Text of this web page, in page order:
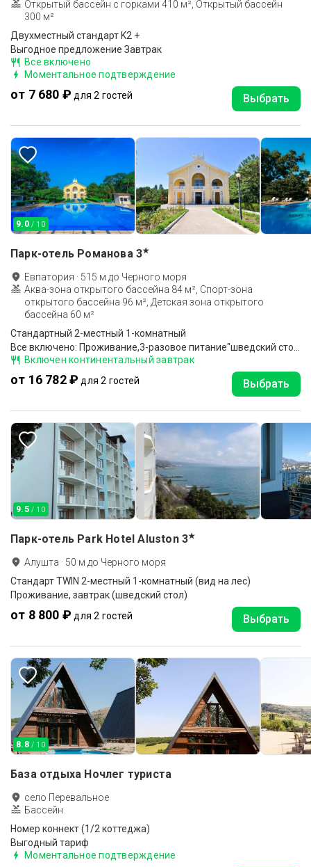
Открытый бассейн с горками 410 м², Открытый бассейн
300 м²
Двухместный стандарт K2 +
Выгодное предложение Завтрак
Все включено
Моментальное подтверждение
от 7 680 ₽ для 2 гостей Выбрать
9.0 / 10
Парк-отель Романова 3★
Евпатория · 515 м до Черного моря
Аква-зона открытого бассейна 84 м², Спорт-зона
открытого бассейна 96 м², Детская зона открытого
бассейна 60 м²
Стандартный 2-местный 1-комнатный
Включен континентальный завтрак
от 16 782 ₽ для 2 гостей Выбрать
9.5 / 10
Парк-отель Park Hotel Aluston 3★
Алушта · 50 м до Черного моря
Стандарт TWIN 2-местный 1-комнатный (вид на лес)
Проживание, завтрак (шведский стол)
от 8 800 ₽ для 2 гостей Выбрать
8.8 / 10
База отдыха Ночлег туриста
село Перевальное
Бассейн
Номер коннект (1/2 коттеджа)
Выгодный тариф
Моментальное подтверждение